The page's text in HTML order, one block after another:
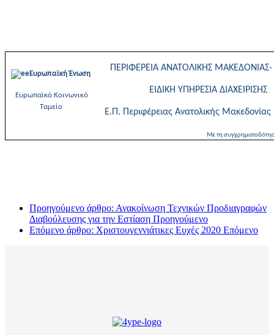
Ευρωπαϊκή Ένωση
Ευρωπαϊκό Κοινωνικό
Ταμείο
ΠΕΡΙΦΕΡΕΙΑ ΑΝΑΤΟΛΙΚΗΣ
ΕΙΔΙΚΗ ΥΠΗΡΕΣΙΑ ΔΙΑΧΕΙΡΙΣΗΣ
Ε.Π. Περιφέρειας Ανατολικής
Με τη συγχρηματοδότηση της
Προηγούμενο άρθρο: Ανακοίνωση Τεχνικών Προδιαγραφών
Διαβούλευσης για την Εστίαση Προηγούμενο
Επόμενο άρθρο: Χριστουγεννιάτικες Ευχές 2020 Επόμενο